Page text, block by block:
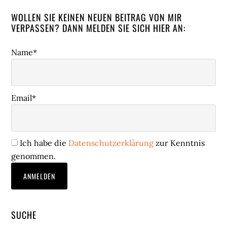
WOLLEN SIE KEINEN NEUEN BEITRAG VON MIR
VERPASSEN? DANN MELDEN SIE SICH HIER AN:
Name*
Email*
Ich habe die Datenschutzerklärung zur Kenntnis
genommen.
SUCHE